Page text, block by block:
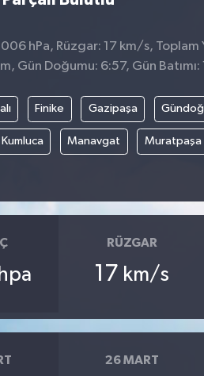
hPa, Rüzgar: 17 km/s, Toplam
Gün Doğumu: 6:57, Gün
Finike Gazipaşa
Kumluca Manavgat Muratpaşa
hpa
RÜZGAR
17 km/s
26 MART